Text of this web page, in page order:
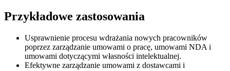
Przykładowe zastosowania
Usprawnienie procesu wdrażania nowych pracowników
poprzez zarządzanie umowami o pracę, umowami NDA i
umowami dotyczącymi własności intelektualnej.
Efektywne zarządzanie umowami z dostawcami i